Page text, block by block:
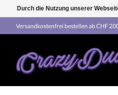
Versandkostenfrei bestellen ab CHF
Durch die Nutzung unserer